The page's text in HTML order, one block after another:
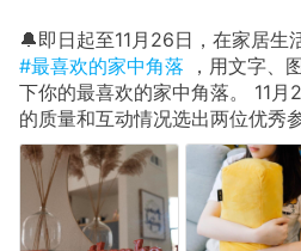
🔔即日起至11月26日，在家居生
#最喜欢的家中角落
，用文字、
下你的最喜欢的家中角落。 11
的质量和互动情况选出两位优秀